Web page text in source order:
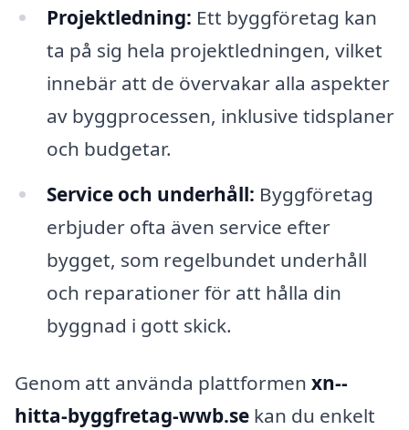
Projektledning: Ett byggföretag kan
ta på sig hela projektledningen, vilket
innebär att de övervakar alla aspekter
av byggprocessen, inklusive tidsplaner
och budgetar.
Service och underhåll: Byggföretag
erbjuder ofta även service efter
bygget, som regelbundet underhåll
och reparationer för att hålla din
byggnad i gott skick.
Genom att använda plattformen xn--
hitta-byggfretag-wwb.se kan du enkelt